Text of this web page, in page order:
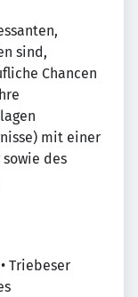
sind,
Chancen
mit einer
des
Triebeser